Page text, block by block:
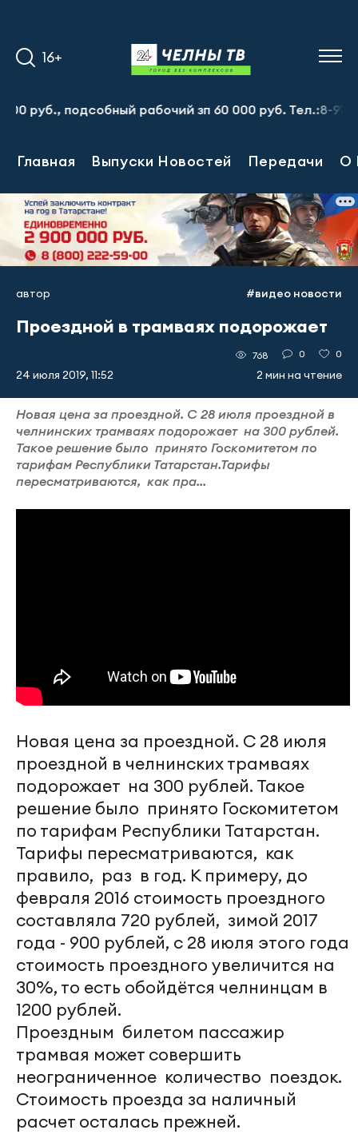
16+
подсобный рабочий зп 60 000 руб. Тел.:8-917-913-
Главная Выпуски Новостей Передачи О
автор #видео новости
Проездной в трамваях подорожает
24 июля 2019, 11:52
768 0 0
2 мин на чтение
Новая цена за проездной. С 28 июля проездной в
челнинских трамваях подорожает на 300 рублей.
Такое решение было принято Госкомитетом по
тарифам Республики Татарстан.Тарифы
пересматриваются, как пра...
Новая цена за проездной. С 28 июля
проездной в челнинских трамваях
подорожает на 300 рублей. Такое
решение было принято Госкомитетом
по тарифам Республики Татарстан.
Тарифы пересматриваются, как
правило, раз в год. К примеру, до
февраля 2016 стоимость проездного
составляла 720 рублей, зимой 2017
года - 900 рублей, с 28 июля этого года
стоимость проездного увеличится на
30%, то есть обойдётся челнинцам в
1200 рублей.
Проездным билетом пассажир
трамвая может совершить
неограниченное количество поездок.
Стоимость проезда за наличный
расчет осталась прежней.